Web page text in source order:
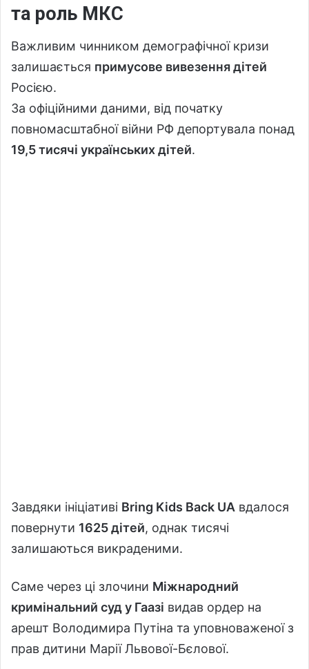
та роль МКС
Важливим чинником демографічної кризи
залишається примусове вивезення дітей
Росією.
За офіційними даними, від початку
повномасштабної війни РФ депортувала понад
19,5 тисячі українських дітей.
Завдяки ініціативі Bring Kids Back UA вдалося
повернути 1625 дітей, однак тисячі
залишаються викраденими.
Саме через ці злочини Міжнародний
кримінальний суд у Гаазі видав ордер на
арешт Володимира Путіна та уповноваженої з
прав дитини Марії Львової-Бєлової.